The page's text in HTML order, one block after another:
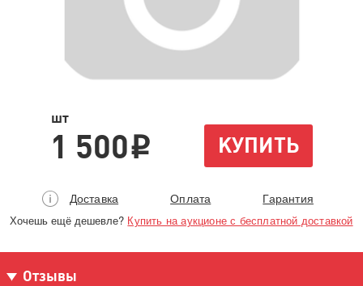
шт
1 500i КУПИТЬ
Доставка Оплата Гарантия
Хочешь ещё дешевле? Купить на аукционе с бесплатной доставкой
Отзывы